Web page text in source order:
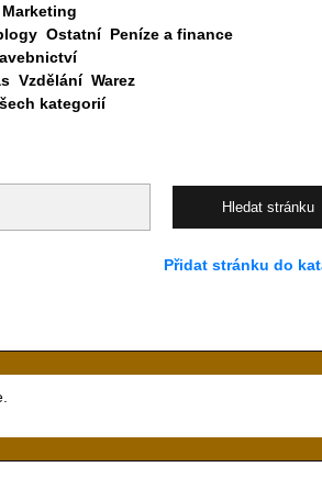
Marketing
Ostatní Peníze a finance
Vzdělání Warez
kategorií
Přidat stránku do